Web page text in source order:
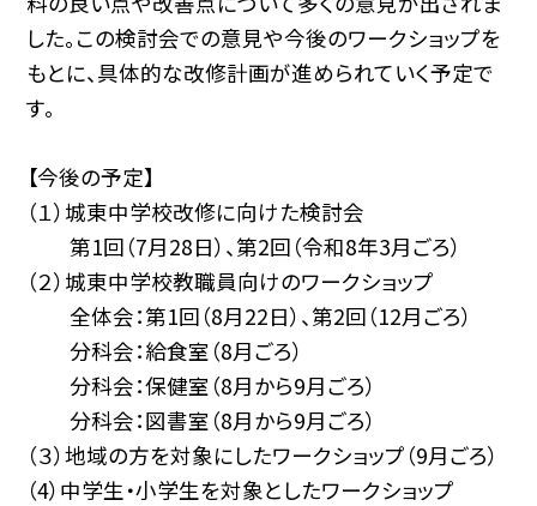
した。この検討会での意見や今後のワークショップを
もとに、具体的な改修計画が進められていく予定で
す。
【今後の予定】
（１）城東中学校改修に向けた検討会
第1回（7月28日）、第2回（令和8年3月ごろ）
（２）城東中学校教職員向けのワークショップ
全体会：第1回（8月22日）、第2回（12月ごろ）
分科会：給食室（8月ごろ）
分科会：保健室（8月から9月ごろ）
分科会：図書室（8月から9月ごろ）
（３）地域の方を対象にしたワークショップ（9月ごろ）
（4）中学生・小学生を対象としたワークショップ